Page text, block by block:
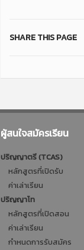
SHARE THIS PAGE
ผู้สนใจสมัครเรียน
ปริญญาตรี (TCAS)
หลักสูตรที่เปิดรับ
ค่าเล่าเรียน
ปริญญาโท
หลักสูตรที่เปิดสอน
ค่าเล่าเรียน
กำหนดการรับสมัคร